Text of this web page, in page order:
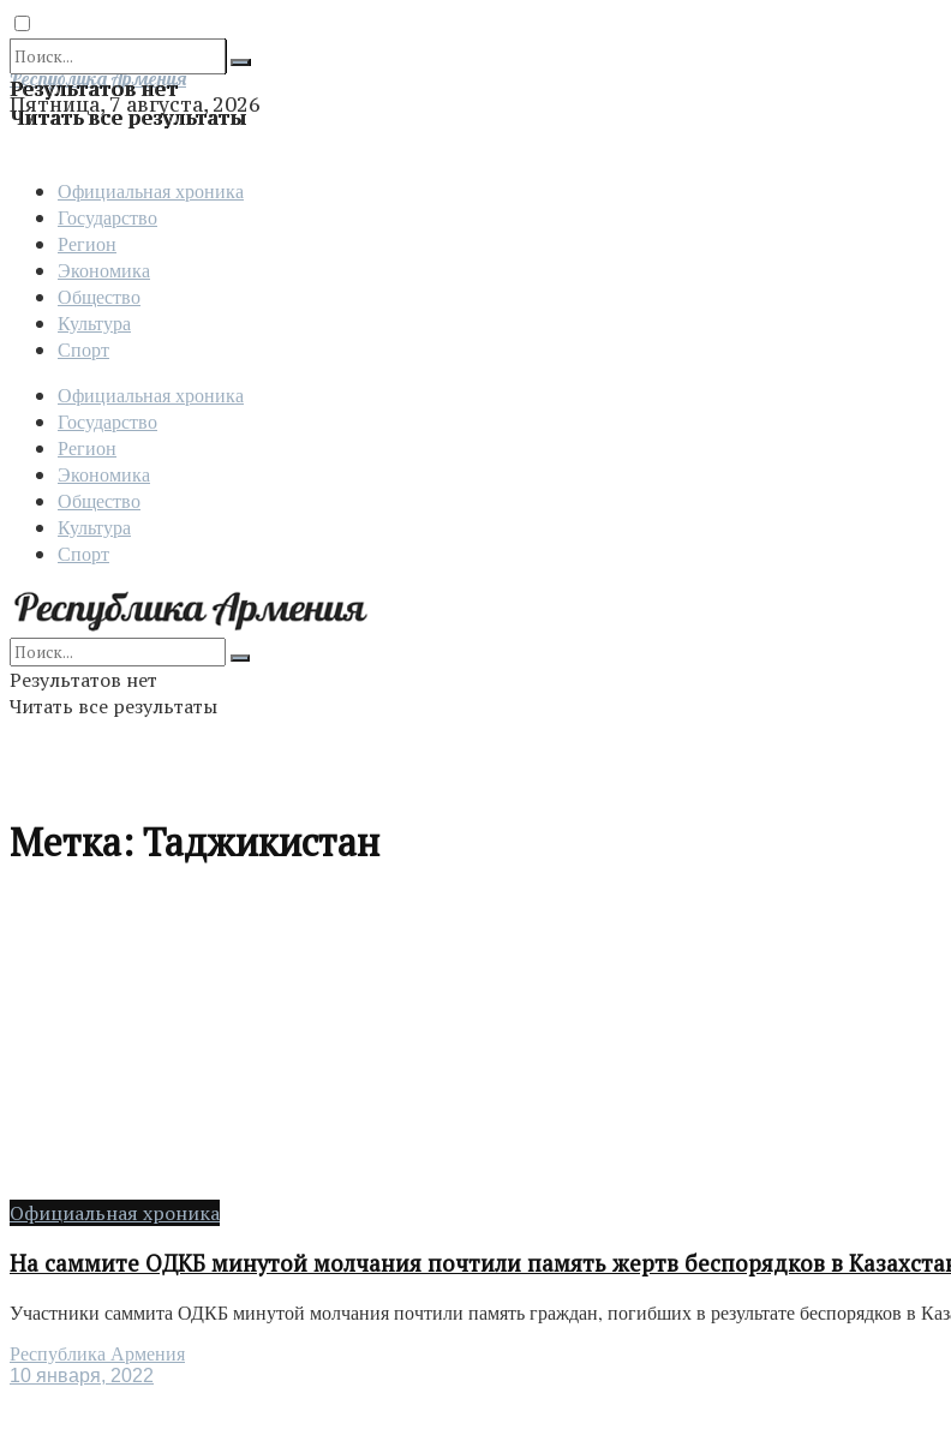
Результатов нет
Читать все результаты
Отправить
Республика Армения
Пятница, 7 августа, 2026
Официальная хроника
Государство
Регион
Экономика
Общество
Культура
Спорт
Официальная хроника
Государство
Регион
Экономика
Общество
Культура
Спорт
Результатов нет
Читать все результаты
Метка:Таджикистан
Официальная хроника
На саммите ОДКБ минутой молчания почтили память жертв беспорядков в
Участники саммита ОДКБ минутой молчания почтили память граждан, погибших в результате беспорядков в
Республика Армения
10 января, 2022